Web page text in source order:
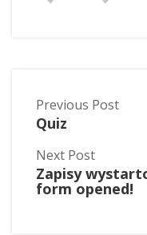
Previous Post
Quiz
Next Post
Zapisy
form opened!